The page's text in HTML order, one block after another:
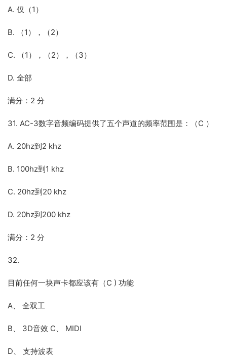
A. 仅（1）
B. （1），（2）
C. （1），（2），（3）
D. 全部
满分：2 分
31. AC-3数字音频编码提供了五个声道的频率范围是：（C ）
A. 20hz到2 khz
B. 100hz到1 khz
C. 20hz到20 khz
D. 20hz到200 khz
满分：2 分
32.
目前任何一块声卡都应该有（C ) 功能
A、 全双工
B、 3D音效 C、 MIDI
D、 支持波表